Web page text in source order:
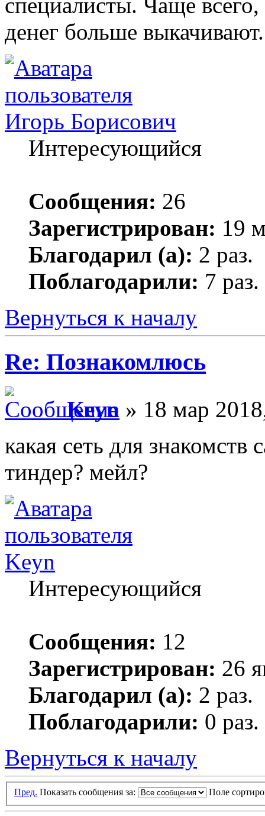
денег больше выкачивают.
Игорь Борисович
Интересующийся
Сообщения: 26
Зарегистрирован: 19
Благодарил (а): 2 раз.
Поблагодарили: 7 раз.
Вернуться к началу
Re: Познакомлюсь
Keyn » 18 мар
какая сеть для знакомств
тиндер? мейл?
Keyn
Интересующийся
Сообщения: 12
Зарегистрирован: 26
Благодарил (а): 2 раз.
Поблагодарили: 0 раз.
Вернуться к началу
Пред. Показать сообщения за: Поле